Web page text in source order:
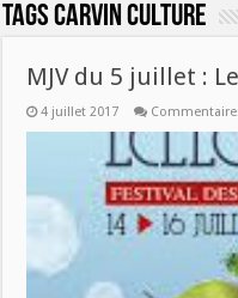
Tagscarvin culture
MJV du 5 juillet :
4 juillet 2017